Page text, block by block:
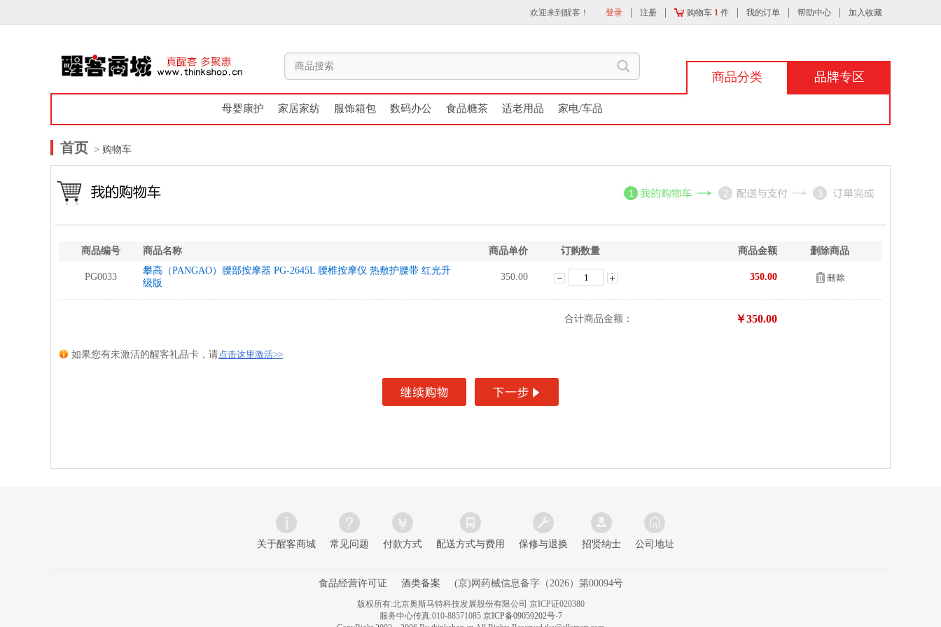
欢迎来到醒客！ 登录 注册 购物车 1 件 我的订单 帮助中心 加入收藏
品牌专区
商品分类
母婴康护 家居家纺 服饰箱包 数码办公 食品糖茶 适老用品 家电/车品
首页 > 购物车
商品编号 商品名称 商品单价 订购数量 商品金额 删除商品
PG0033
攀高（PANGAO）腰部按摩器 PG-2645L 腰椎按摩仪 热敷护腰带 红光升
级版
350.00 350.00
合计商品金额： ￥350.00
如果您有未激活的醒客礼品卡，请点击这里激活>>
关于醒客商城 常见问题 付款方式 配送方式与费用 保修与退换 招贤纳士 公司地址
食品经营许可证 酒类备案 (京)网药械信息备字（2026）第00094号
版权所有:北京奥斯马特科技发展股份有限公司 京ICP证020380
服务中心传真:010-88571085 京ICP备09059202号-7